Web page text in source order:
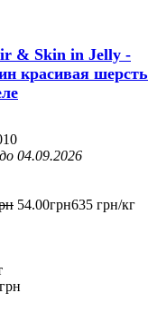
& Skin in Jelly -
красивая шерсть
04.09.2026
54.00грн635 грн/кг
грн